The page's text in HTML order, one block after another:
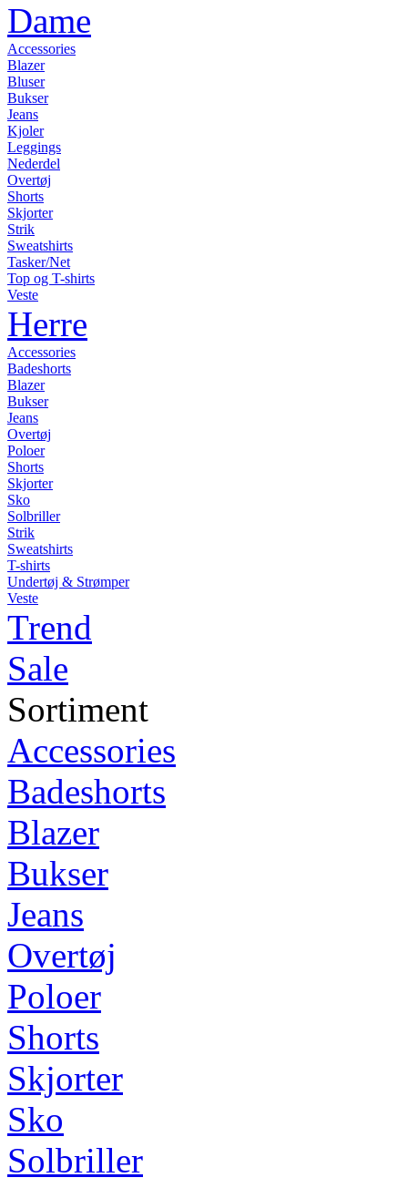
Dame
Accessories
Blazer
Bluser
Bukser
Jeans
Kjoler
Leggings
Nederdel
Overtøj
Shorts
Skjorter
Strik
Sweatshirts
Tasker/Net
Top og T-shirts
Veste
Herre
Accessories
Badeshorts
Blazer
Bukser
Jeans
Overtøj
Poloer
Shorts
Skjorter
Sko
Solbriller
Strik
Sweatshirts
T-shirts
Undertøj & Strømper
Veste
Trend
Sale
Sortiment
Accessories
Badeshorts
Blazer
Bukser
Jeans
Overtøj
Poloer
Shorts
Skjorter
Sko
Solbriller